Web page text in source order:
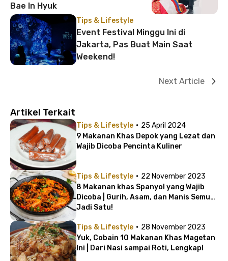
Bae In Hyuk
Tips & Lifestyle
Event Festival Minggu Ini di
Jakarta, Pas Buat Main Saat
Weekend!
Next Article
Artikel Terkait
Tips & Lifestyle · 25 April 2024
9 Makanan Khas Depok yang Lezat dan
Wajib Dicoba Pencinta Kuliner
Tips & Lifestyle · 22 November 2023
8 Makanan khas Spanyol yang Wajib
Dicoba | Gurih, Asam, dan Manis Semua
Jadi Satu!
Tips & Lifestyle · 28 November 2023
Yuk, Cobain 10 Makanan Khas Magetan
Ini | Dari Nasi sampai Roti, Lengkap!